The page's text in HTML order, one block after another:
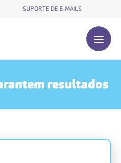
SUPORTE DE E-MAILS
resultados